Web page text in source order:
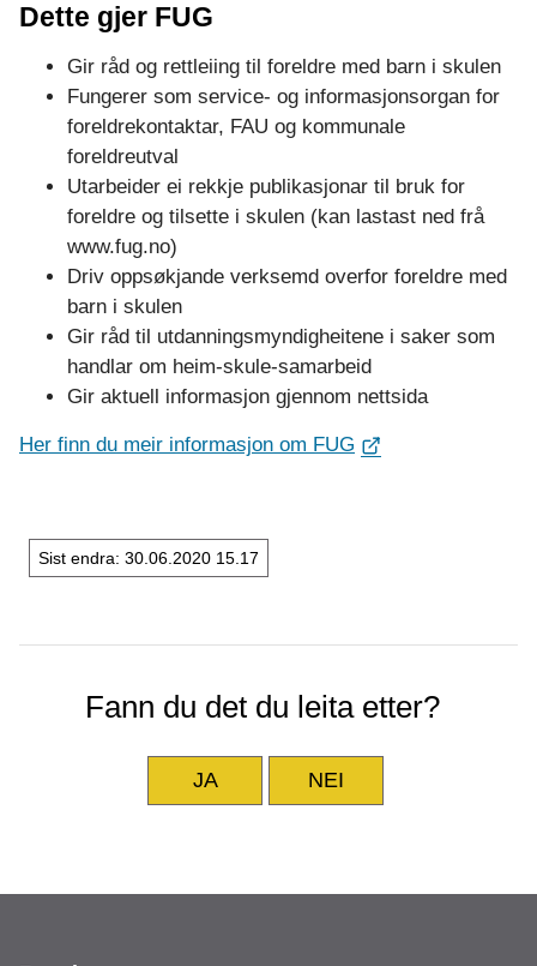
Dette gjer FUG
Gir råd og rettleiing til foreldre med barn i skulen
Fungerer som service- og informasjonsorgan for
foreldrekontaktar, FAU og kommunale
foreldreutval
Utarbeider ei rekkje publikasjonar til bruk for
foreldre og tilsette i skulen (kan lastast ned frå
www.fug.no)
Driv oppsøkjande verksemd overfor foreldre med
barn i skulen
Gir råd til utdanningsmyndigheitene i saker som
handlar om heim-skule-samarbeid
Gir aktuell informasjon gjennom nettsida
Her finn du meir informasjon om FUG
Sist endra 30.06.2020 15.17
Fann du det du leita etter?
JA NEI